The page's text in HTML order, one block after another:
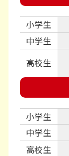
小学生
中学生
高校生
小学生
中学生
高校生